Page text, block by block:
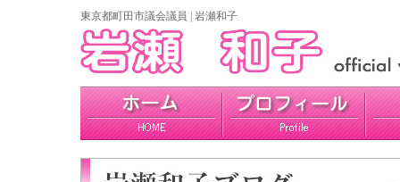
東京都町田市議会議員 | 岩瀬和子
プロフィール 政策 活動報告